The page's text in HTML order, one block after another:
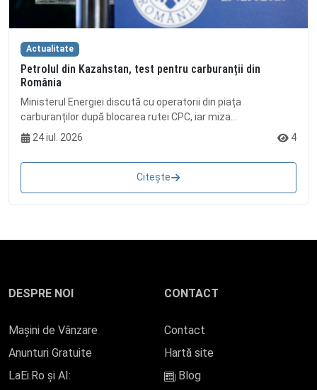
Actualitate
Petrolul din Kazahstan, test pentru carburanții din
România
Ministerul Energiei discută cu operatorii din piața
carburanților după blocarea rutei CPC, iar miza...
24 iul. 2026
4
Citește
DESPRE NOI
Mașini de Vânzare
Anunturi Gratuite
LaEi.Ro și AI:
CONTACT
Contact
Hartă site
Blog